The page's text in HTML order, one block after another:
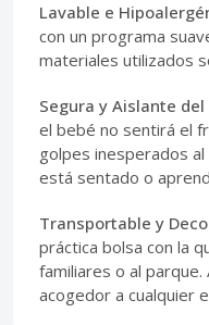
Lavable e
con un programa
materiales utilizados
Segura y Aislante del
el bebé no sentirá el
golpes inesperados
está sentado o
Transportable y
práctica bolsa con la
familiares o al
acogedor a cualquier